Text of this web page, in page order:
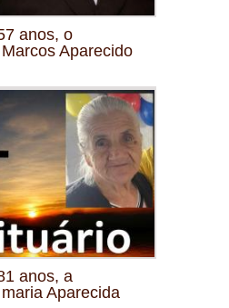
anos, o
Aparecido
anos, a
Aparecida